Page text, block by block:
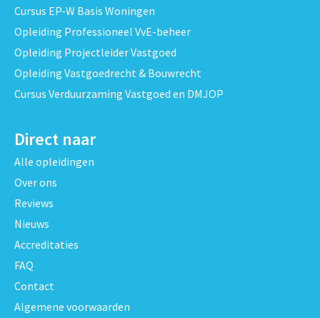
Cursus EP-W Basis Woningen
Opleiding Professioneel VvE-beheer
Opleiding Projectleider Vastgoed
Opleiding Vastgoedrecht & Bouwrecht
Cursus Verduurzaming Vastgoed en DMJOP
Direct naar
Alle opleidingen
Over ons
Reviews
Nieuws
Accreditaties
FAQ
Contact
Algemene voorwaarden